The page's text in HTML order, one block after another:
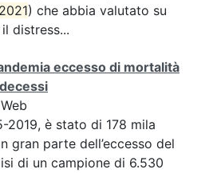
2021) che abbia valutato su
distress...
eccesso di mortalità
2019, è stato di 178 mila
gran parte dell’eccesso del
di un campione di 6.530